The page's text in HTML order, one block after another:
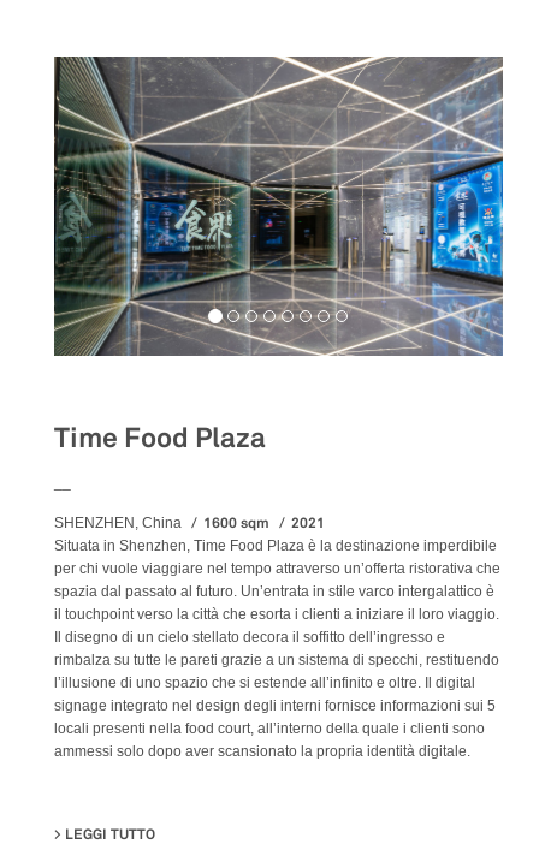
Time Food Plaza
SHENZHEN, China 1600 sqm 2021
Situata in Shenzhen, Time Food Plaza è la destinazione imperdibile
per chi vuole viaggiare nel tempo attraverso un’offerta ristorativa che
spazia dal passato al futuro. Un’entrata in stile varco intergalattico è
il touchpoint verso la città che esorta i clienti a iniziare il loro viaggio.
Il disegno di un cielo stellato decora il soffitto dell’ingresso e
rimbalza su tutte le pareti grazie a un sistema di specchi, restituendo
l’illusione di uno spazio che si estende all’infinito e oltre. Il digital
signage integrato nel design degli interni fornisce informazioni sui 5
locali presenti nella food court, all’interno della quale i clienti sono
ammessi solo dopo aver scansionato la propria identità digitale.
LEGGI TUTTO